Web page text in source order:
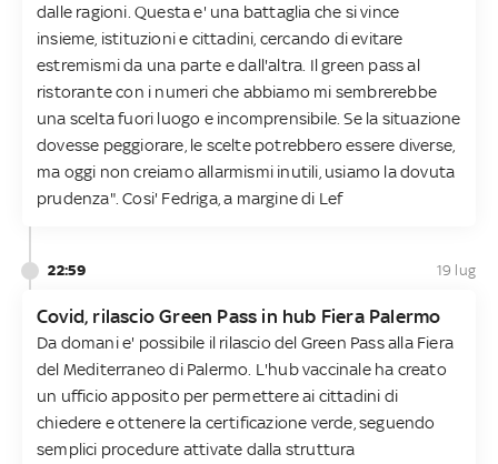
dalle ragioni. Questa e' una battaglia che si vince
insieme, istituzioni e cittadini, cercando di evitare
estremismi da una parte e dall'altra. Il green pass al
ristorante con i numeri che abbiamo mi sembrerebbe
una scelta fuori luogo e incomprensibile. Se la situazione
dovesse peggiorare, le scelte potrebbero essere diverse,
ma oggi non creiamo allarmismi inutili, usiamo la dovuta
prudenza". Cosi' Fedriga, a margine di Lef
22:59 19 lug
Covid, rilascio Green Pass in hub Fiera Palermo
Da domani e' possibile il rilascio del Green Pass alla Fiera
del Mediterraneo di Palermo. L'hub vaccinale ha creato
un ufficio apposito per permettere ai cittadini di
chiedere e ottenere la certificazione verde, seguendo
semplici procedure attivate dalla struttura